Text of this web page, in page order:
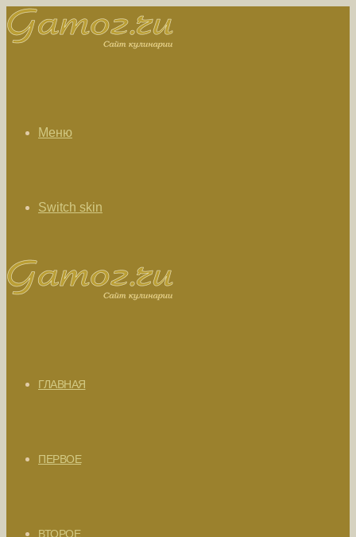
Меню
Switch skin
ГЛАВНАЯ
ПЕРВОЕ
ВТОРОЕ